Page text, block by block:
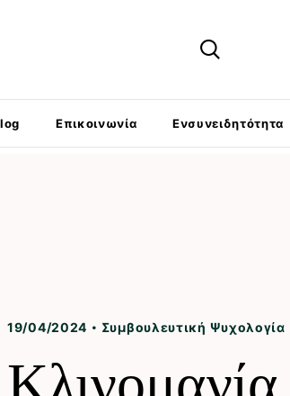
Επικοινωνία Ενσυνειδητότητα
19/04/2024 Συμβουλευτική Ψυχολογία